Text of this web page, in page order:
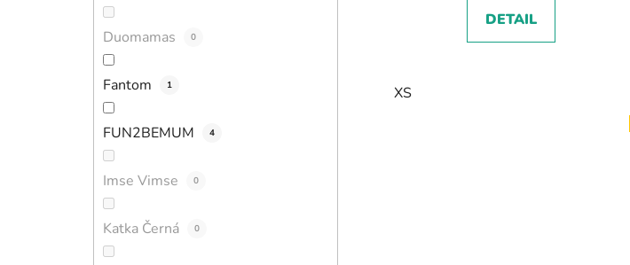
Duomamas 0
Fantom 1
FUN2BEMUM 4
Imse Vimse 0
Katka Černá 0
DETAIL
XS